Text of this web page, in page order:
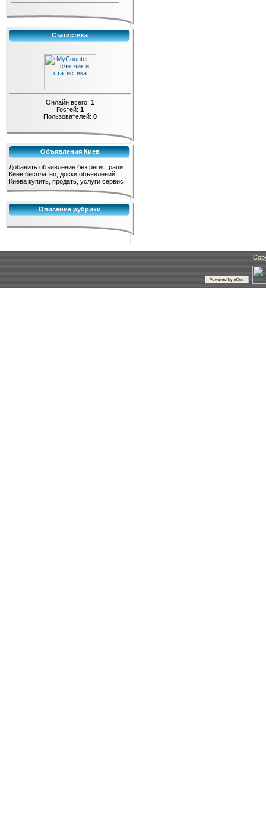
Статистика
Онлайн всего: 1
Гостей: 1
Пользователей: 0
Объявления Киев
Добавить объявление без регистраци
Киев бесплатно, доски объявлений
Киева купить, продать, услуги сервис
Описание рубрики